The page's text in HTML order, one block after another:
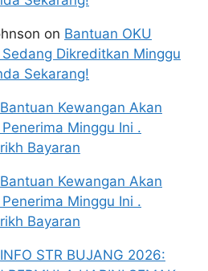
on Bantuan OKU
Dikreditkan Minggu
Sekarang!
Bantuan Kewangan Akan
Minggu Ini .
Bayaran
Bantuan Kewangan Akan
Minggu Ini .
Bayaran
INFO STR BUJANG 2026: